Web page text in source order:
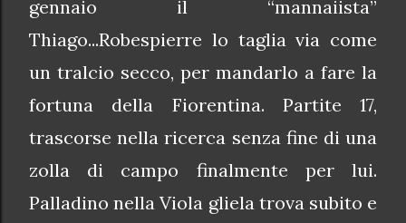
gennaio il “mannaiista”
Thiago...Robespierre lo taglia via come
un tralcio secco, per mandarlo a fare la
fortuna della Fiorentina. Partite 17,
trascorse nella ricerca senza fine di una
zolla di campo finalmente per lui.
Palladino nella Viola gliela trova subito e